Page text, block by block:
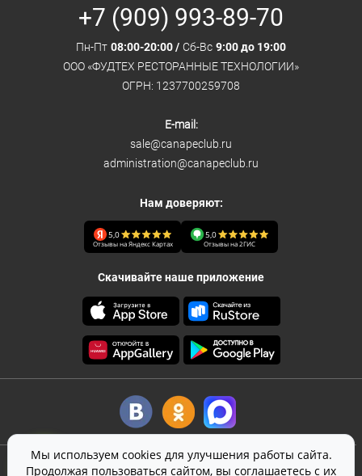
+7 (909) 993-89-70
Пн-Пт 08:00-20:00 / Сб-Вс 9:00 до 19:00
ООО «ФУДТЕХ РЕСТОРАННЫЕ ТЕХНОЛОГИИ»
ОГРН: 1237700259708
E-mail:
sale@canapeclub.ru
administration@canapeclub.ru
Нам доверяют:
5,0
Отзывы на Яндекс Картах
5,0
Отзывы на 2ГИС
Скачивайте наше приложение
©2026 Canape Club- кейтерингв Москве
Мы используем cookies для улучшения работы сайта.
Продолжая пользоваться сайтом, вы соглашаетесь с их